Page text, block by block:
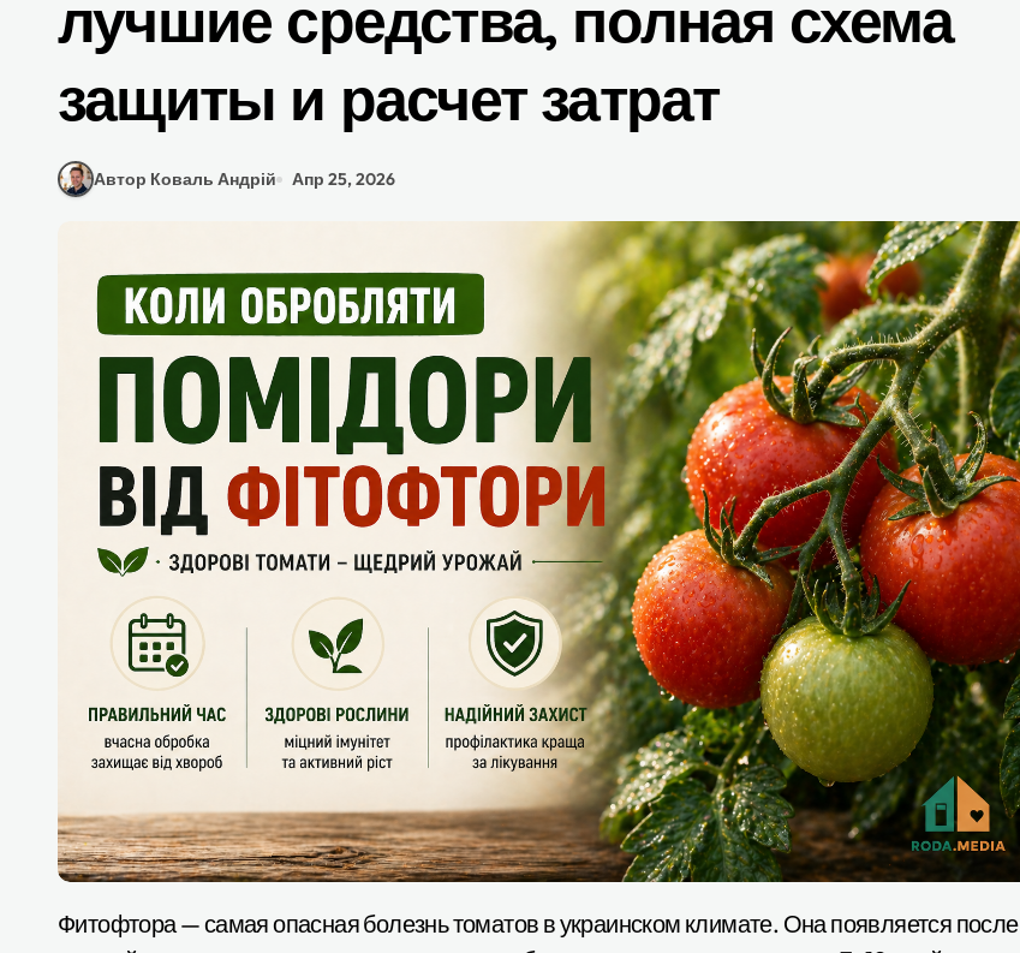
лучшие средства, полная схема
защиты и расчет затрат
Автор Коваль Андрій Апр 25, 2026
Фитофтора — самая опасная болезнь томатов в украинском климате. Она появляется после